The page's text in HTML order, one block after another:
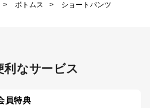
> ボトムス >
ショートパンツ
利なサービス
員特典